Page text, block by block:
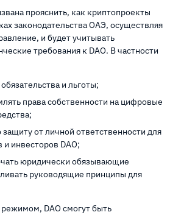
прояснить, как криптопроекты
законодательства ОАЭ, осуществляя
и будет учитывать
требования к DAO. В частности
и льготы;
права собственности на цифровые
от личной ответственности для
инвесторов DAO;
юридически обязывающие
руководящие принципы для
DAO смогут быть